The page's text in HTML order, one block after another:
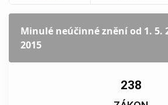
Minulé neúčinné zněníod 1. 5.
2015
238